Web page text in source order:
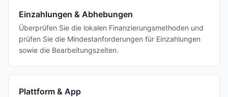
Einzahlungen & Abhebungen
Überprüfen Sie die lokalen Finanzierungsmethoden und
prüfen Sie die Mindestanforderungen für Einzahlungen
sowie die Bearbeitungszeiten.
Plattform & App